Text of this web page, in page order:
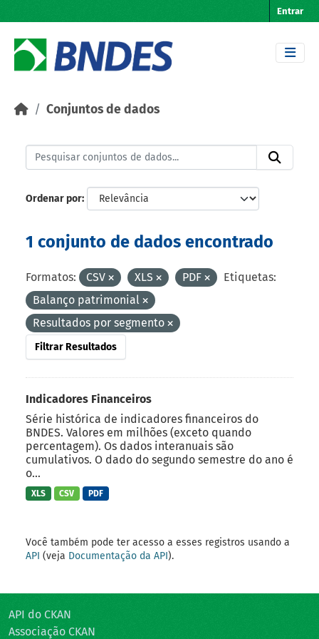
Entrar
Conjuntos de dados
Ordenar por
1 conjunto de dados encontrado
Formatos: CSV XLS PDF
Etiquetas:
Balanço patrimonial
Resultados por segmento
Filtrar Resultados
Indicadores Financeiros
Série histórica de indicadores financeiros do
BNDES. Valores em milhões (exceto quando
percentagem). Os dados interanuais são
cumulativos. O dado do segundo semestre do ano é
o...
XLS CSV PDF
Você também pode ter acesso a esses registros usando a
API (veja Documentação da API).
API do CKAN
Associação CKAN